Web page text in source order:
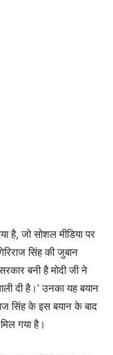
है, जो सोशल मीडिया पर
सिंह की जुबान
बनी है मोदी जी ने
दी है।’ उनका यह बयान
सिंह के इस बयान के बाद
गया है।